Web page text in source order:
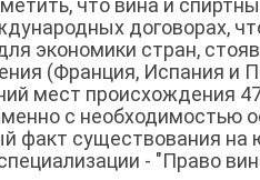
договорах,
экономики стран,
(Франция, Испания и
мест происхождения
с необходимостью
факт существования на
- "Право